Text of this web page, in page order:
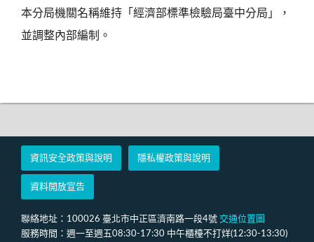
本分局機關名稱維持「經濟部標準檢驗局臺中分局」，
並調整內部編制。
資訊安全政策與說明 隱私權政策與說明
資料開放宣告
聯絡地址：100026 臺北市中正區濟南路一段4號 交通位置圖
服務時間：週一至週五08:30-17:30 中午櫃檯不打烊(12:30-13:30)